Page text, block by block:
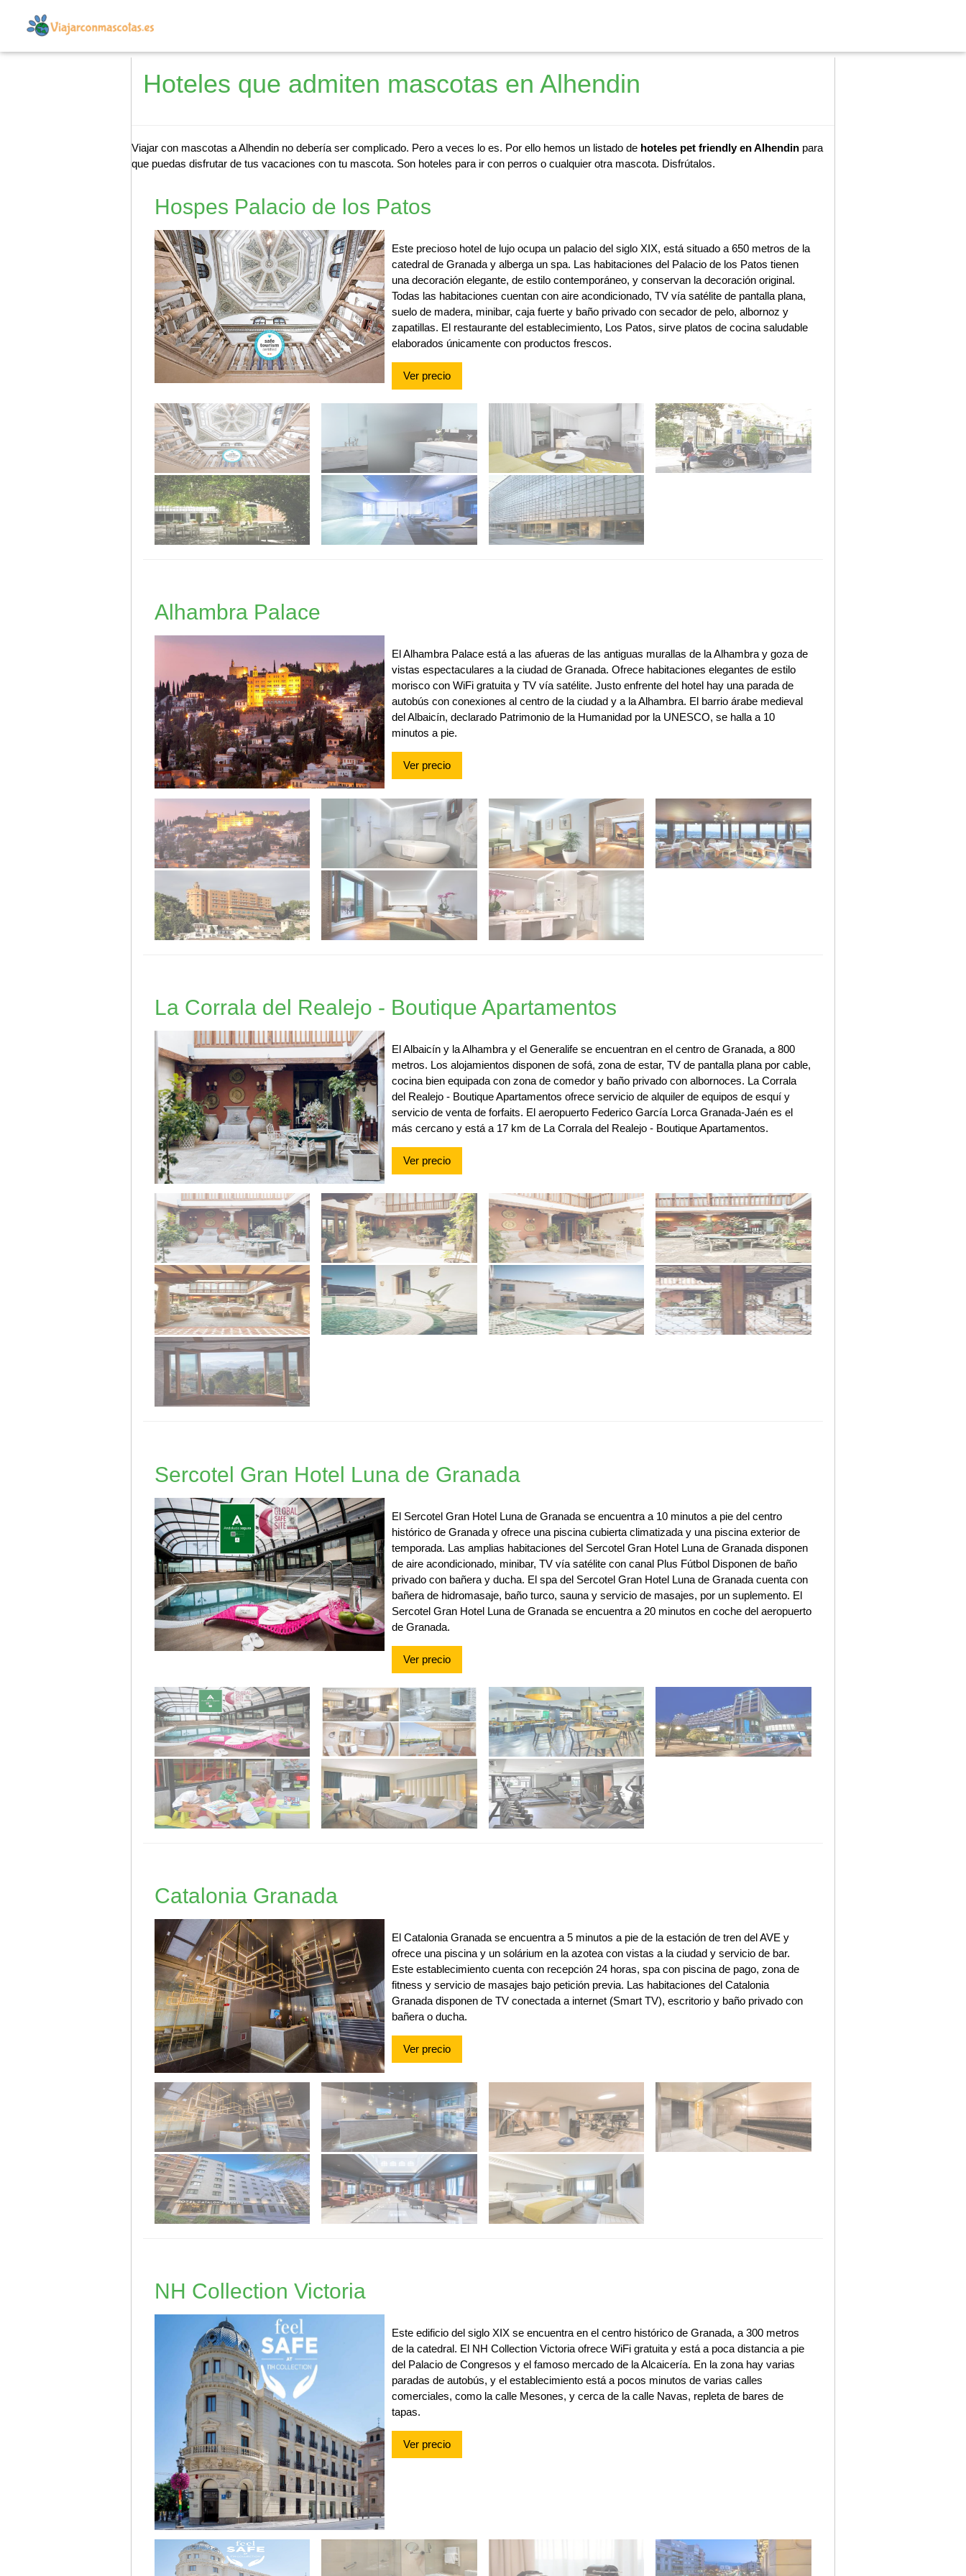
Hoteles que admiten mascotas en Alhendin
Viajar con mascotas a Alhendin no debería ser complicado. Pero a veces lo es. Por ello hemos un listado de hoteles pet friendly en Alhendin para
que puedas disfrutar de tus vacaciones con tu mascota. Son hoteles para ir con perros o cualquier otra mascota. Disfrútalos.
Hospes Palacio de los Patos
Este precioso hotel de lujo ocupa un palacio del siglo XIX, está situado a 650 metros de la
catedral de Granada y alberga un spa. Las habitaciones del Palacio de los Patos tienen
una decoración elegante, de estilo contemporáneo, y conservan la decoración original.
Todas las habitaciones cuentan con aire acondicionado, TV vía satélite de pantalla plana,
suelo de madera, minibar, caja fuerte y baño privado con secador de pelo, albornoz y
zapatillas. El restaurante del establecimiento, Los Patos, sirve platos de cocina saludable
elaborados únicamente con productos frescos.
Ver precio
Alhambra Palace
El Alhambra Palace está a las afueras de las antiguas murallas de la Alhambra y goza de
vistas espectaculares a la ciudad de Granada. Ofrece habitaciones elegantes de estilo
morisco con WiFi gratuita y TV vía satélite. Justo enfrente del hotel hay una parada de
autobús con conexiones al centro de la ciudad y a la Alhambra. El barrio árabe medieval
del Albaicín, declarado Patrimonio de la Humanidad por la UNESCO, se halla a 10
minutos a pie.
Ver precio
La Corrala del Realejo - Boutique Apartamentos
El Albaicín y la Alhambra y el Generalife se encuentran en el centro de Granada, a 800
metros. Los alojamientos disponen de sofá, zona de estar, TV de pantalla plana por cable,
cocina bien equipada con zona de comedor y baño privado con albornoces. La Corrala
del Realejo - Boutique Apartamentos ofrece servicio de alquiler de equipos de esquí y
servicio de venta de forfaits. El aeropuerto Federico García Lorca Granada-Jaén es el
más cercano y está a 17 km de La Corrala del Realejo - Boutique Apartamentos.
Ver precio
Sercotel Gran Hotel Luna de Granada
El Sercotel Gran Hotel Luna de Granada se encuentra a 10 minutos a pie del centro
histórico de Granada y ofrece una piscina cubierta climatizada y una piscina exterior de
temporada. Las amplias habitaciones del Sercotel Gran Hotel Luna de Granada disponen
de aire acondicionado, minibar, TV vía satélite con canal Plus Fútbol Disponen de baño
privado con bañera y ducha. El spa del Sercotel Gran Hotel Luna de Granada cuenta con
bañera de hidromasaje, baño turco, sauna y servicio de masajes, por un suplemento. El
Sercotel Gran Hotel Luna de Granada se encuentra a 20 minutos en coche del aeropuerto
de Granada.
Ver precio
Catalonia Granada
El Catalonia Granada se encuentra a 5 minutos a pie de la estación de tren del AVE y
ofrece una piscina y un solárium en la azotea con vistas a la ciudad y servicio de bar.
Este establecimiento cuenta con recepción 24 horas, spa con piscina de pago, zona de
fitness y servicio de masajes bajo petición previa. Las habitaciones del Catalonia
Granada disponen de TV conectada a internet (Smart TV), escritorio y baño privado con
bañera o ducha.
Ver precio
NH Collection Victoria
Este edificio del siglo XIX se encuentra en el centro histórico de Granada, a 300 metros
de la catedral. El NH Collection Victoria ofrece WiFi gratuita y está a poca distancia a pie
del Palacio de Congresos y el famoso mercado de la Alcaicería. En la zona hay varias
paradas de autobús, y el establecimiento está a pocos minutos de varias calles
comerciales, como la calle Mesones, y cerca de la calle Navas, repleta de bares de
tapas.
Ver precio